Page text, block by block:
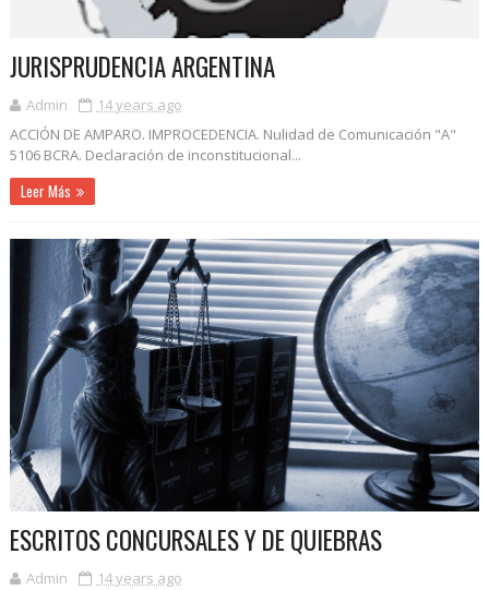
JURISPRUDENCIA ARGENTINA
Admin
14 years ago
ACCIÓN DE AMPARO. IMPROCEDENCIA. Nulidad de Comunicación "A"
5106 BCRA. Declaración de inconstitucional...
Leer Más
ESCRITOS CONCURSALES Y DE QUIEBRAS
Admin
14 years ago